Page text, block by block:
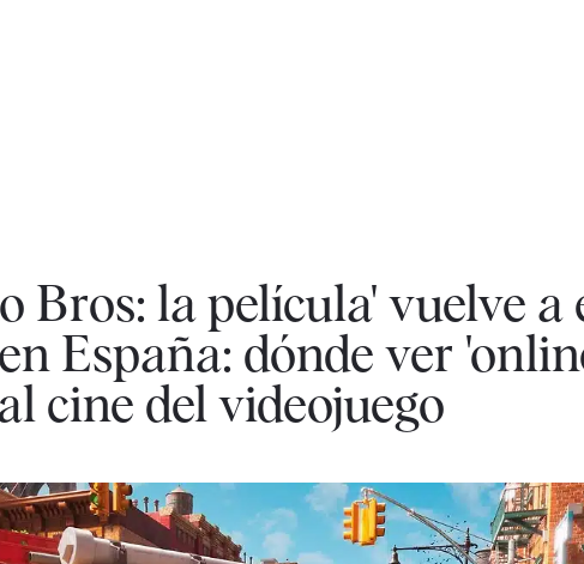
Bros: la película' vuelve a
España: dónde ver
cine del videojuego